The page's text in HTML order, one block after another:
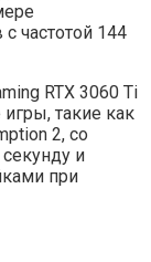
частотой 144
RTX 3060 Ti
такие как
2, со
и
при